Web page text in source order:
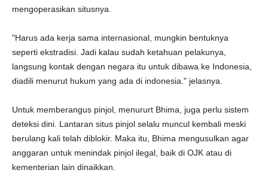
mengoperasikan situsnya.
"Harus ada kerja sama internasional, mungkin bentuknya
seperti ekstradisi. Jadi kalau sudah ketahuan pelakunya,
langsung kontak dengan negara itu untuk dibawa ke Indonesia,
diadili menurut hukum yang ada di indonesia." jelasnya.
Untuk memberangus pinjol, menururt Bhima, juga perlu sistem
deteksi dini. Lantaran situs pinjol selalu muncul kembali meski
berulang kali telah diblokir. Maka itu, Bhima mengusulkan agar
anggaran untuk menindak pinjol ilegal, baik di OJK atau di
kementerian lain dinaikkan.